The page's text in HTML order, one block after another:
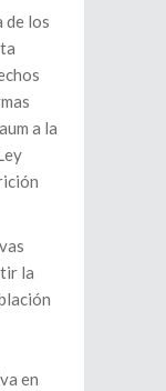
de los
a la
la
en